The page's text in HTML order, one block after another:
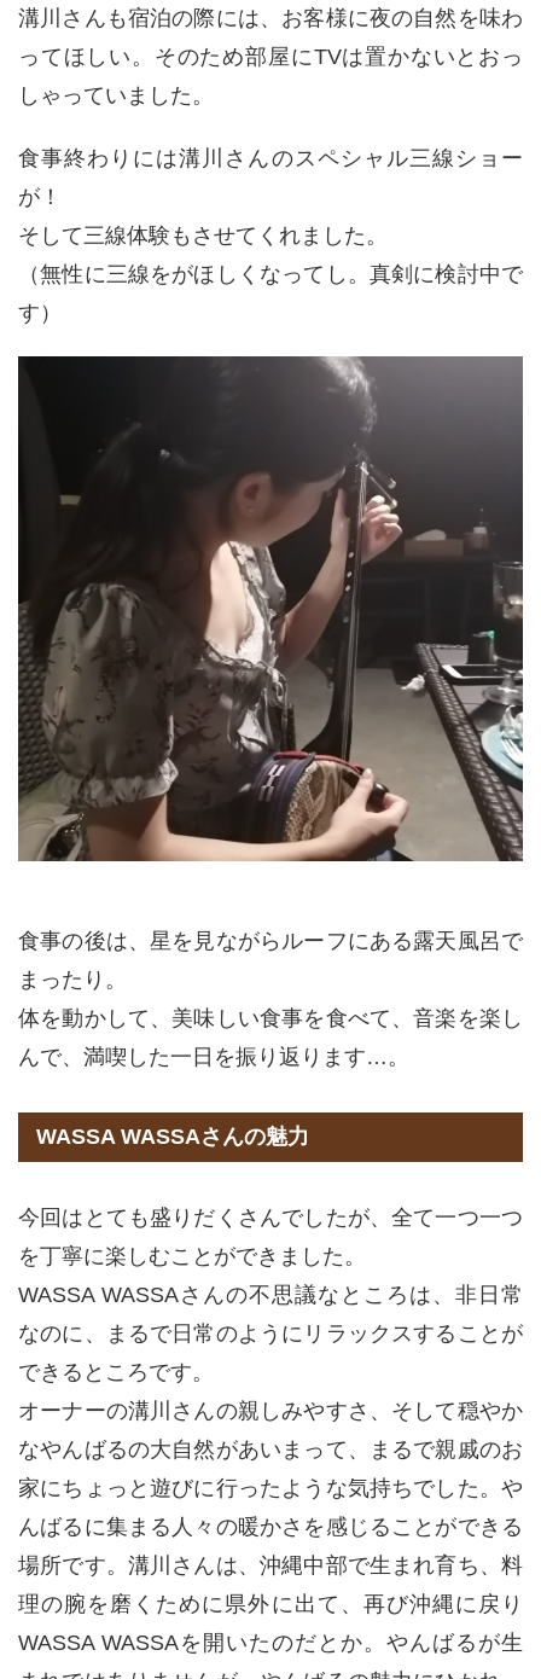
溝川さんも宿泊の際には、お客様に夜の自然を味わ
ってほしい。そのため部屋にTVは置かないとおっ
しゃっていました。
食事終わりには溝川さんのスペシャル三線ショー
が！
そして三線体験もさせてくれました。
（無性に三線をがほしくなってし。真剣に検討中で
す）
食事の後は、星を見ながらルーフにある露天風呂で
まったり。
体を動かして、美味しい食事を食べて、音楽を楽し
んで、満喫した一日を振り返ります…。
WASSA WASSAさんの魅力
今回はとても盛りだくさんでしたが、全て一つ一つ
を丁寧に楽しむことができました。
WASSA WASSAさんの不思議なところは、非日常
なのに、まるで日常のようにリラックスすることが
できるところです。
オーナーの溝川さんの親しみやすさ、そして穏やか
なやんばるの大自然があいまって、まるで親戚のお
家にちょっと遊びに行ったような気持ちでした。や
んばるに集まる人々の暖かさを感じることができる
場所です。溝川さんは、沖縄中部で生まれ育ち、料
理の腕を磨くために県外に出て、再び沖縄に戻り
WASSA WASSAを開いたのだとか。やんばるが生